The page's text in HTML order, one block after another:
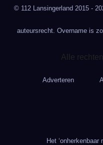
© 112 Lansingerland 2015 -
auteursrecht. Overname is
Alle
Adverteren
Het